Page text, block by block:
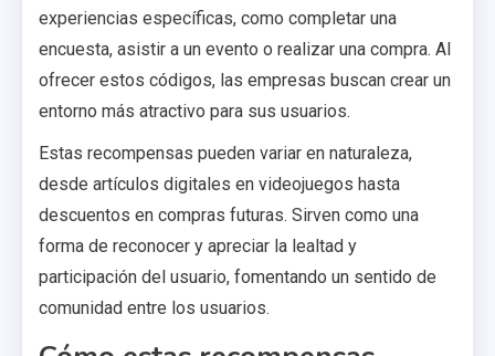
experiencias específicas, como completar una
encuesta, asistir a un evento o realizar una compra. Al
ofrecer estos códigos, las empresas buscan crear un
entorno más atractivo para sus usuarios.
Estas recompensas pueden variar en naturaleza,
desde artículos digitales en videojuegos hasta
descuentos en compras futuras. Sirven como una
forma de reconocer y apreciar la lealtad y
participación del usuario, fomentando un sentido de
comunidad entre los usuarios.